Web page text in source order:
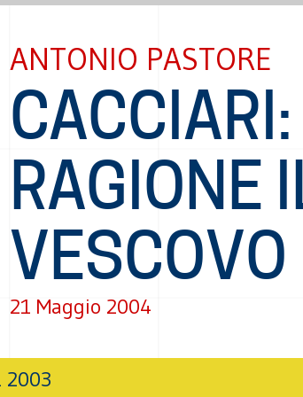
ANTONIO PASTORE
RAGIONE
VESCOVO
21 Maggio 2004
2003